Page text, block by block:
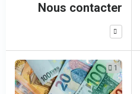
Nous contacter
1